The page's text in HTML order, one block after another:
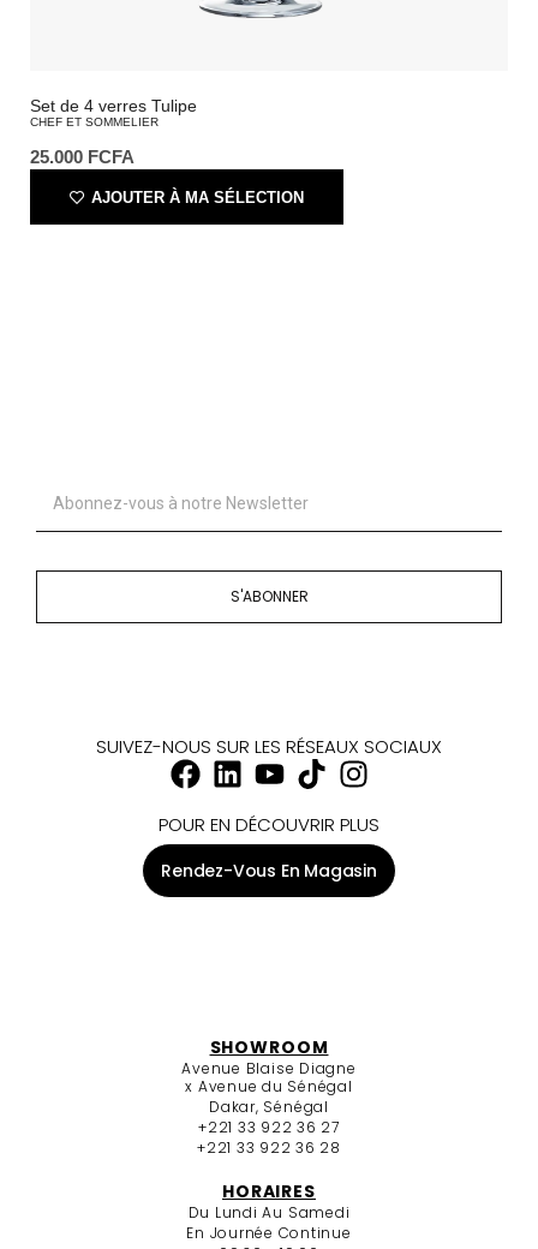
Set de 4 verres Tulipe
CHEF ET SOMMELIER
25.000 FCFA
AJOUTER À MA SÉLECTION
S'ABONNER
SUIVEZ-NOUS SUR LES RÉSEAUX SOCIAUX
POUR EN DÉCOUVRIR PLUS
Rendez-Vous En Magasin
SHOWROOM
Avenue Blaise Diagne
x Avenue du Sénégal
Dakar, Sénégal
+221 33 922 36 27
+221 33 922 36 28
HORAIRES
Du Lundi Au Samedi
En Journée Continue